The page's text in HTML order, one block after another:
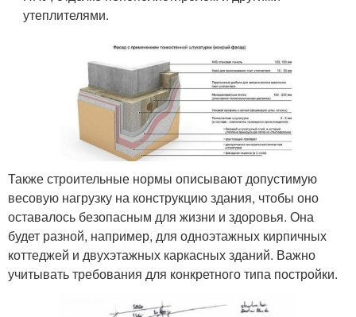
утеплителями.
Также строительные нормы описывают допустимую
весовую нагрузку на конструкцию здания, чтобы оно
оставалось безопасным для жизни и здоровья. Она
будет разной, например, для одноэтажных кирпичных
коттеджей и двухэтажных каркасных зданий. Важно
учитывать требования для конкретного типа постройки.